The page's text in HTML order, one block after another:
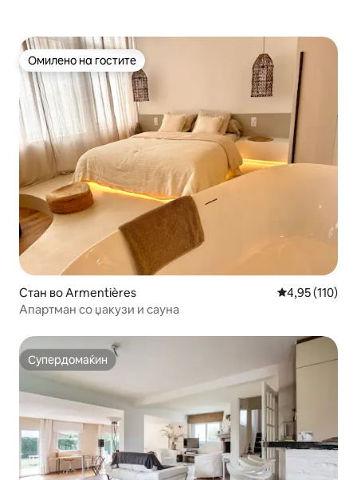
Омилено на гостите
Омилено на гостите
Стан во Armentières Просечна
4,95 (110)
Апартман со џакузи и сауна
Супердомаќин
Супердомаќин